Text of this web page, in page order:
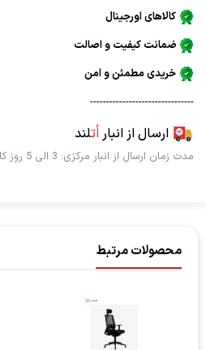
کالاهای اورجینال
ضمانت کیفیت و اصالت
خریدی مطمئن و امن
--------------------------------
ارسال از انباراُتلند
مدت زمان ارسال از انبار مرکزی: 3 الی 5 روز کاری
محصولات مرتبط